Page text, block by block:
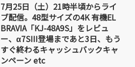
7月25日（土）21時半頃からライ
ブ配信。48型サイズの4K 有機EL
BRAVIA「KJ-48A9S」をレビュ
ー、α7SIII登場まであと3日、もう
すぐ終わるキャッシュバックキャ
ンペーン etc